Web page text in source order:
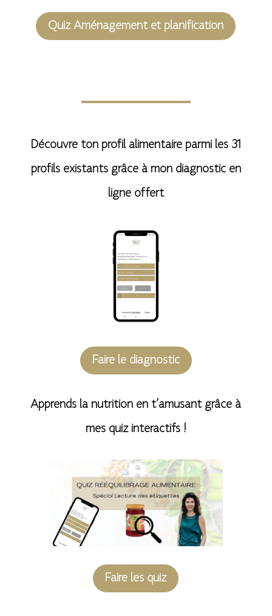
Quiz Aménagement et planification
Découvre ton profil alimentaire parmi les 31
profils existants grâce à mon diagnostic en
ligne offert
Faire le diagnostic
Apprends la nutrition en t’amusant grâce à
mes quiz interactifs !
Faire les quiz